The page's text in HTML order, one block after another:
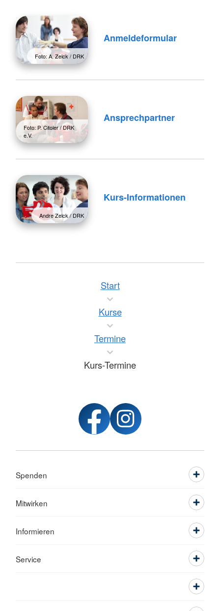
Foto: A. Zelck / DRK
Anmeldeformular
Foto: P. Citoler / DRK
e.V.
Ansprechpartner
Andre Zelck / DRK
Kurs-Informationen
Start
Kurse
Termine
Kurs-Termine
Spenden
Mitwirken
Informieren
Service